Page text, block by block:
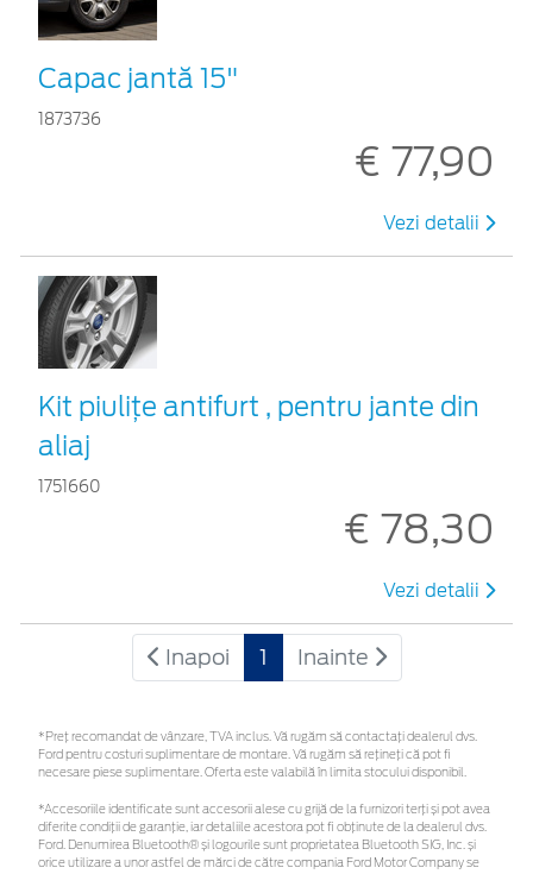
Capac jantă 15"
1873736
€ 77,90
Vezi detalii
Kit piuliţe antifurt , pentru jante din
aliaj
1751660
€ 78,30
Vezi detalii
Inapoi 1 Inainte
*Preţ recomandat de vânzare, TVA inclus. Vă rugăm să contactaţi dealerul dvs.
Ford pentru costuri suplimentare de montare. Vă rugăm să rețineți că pot fi
necesare piese suplimentare. Oferta este valabilă în limita stocului disponibil.
*Accesoriile identificate sunt accesorii alese cu grijă de la furnizori terți și pot avea
diferite condiții de garanție, iar detaliile acestora pot fi obținute de la dealerul dvs.
Ford. Denumirea Bluetooth® și logourile sunt proprietatea Bluetooth SIG, Inc. și
orice utilizare a unor astfel de mărci de către compania Ford Motor Company se